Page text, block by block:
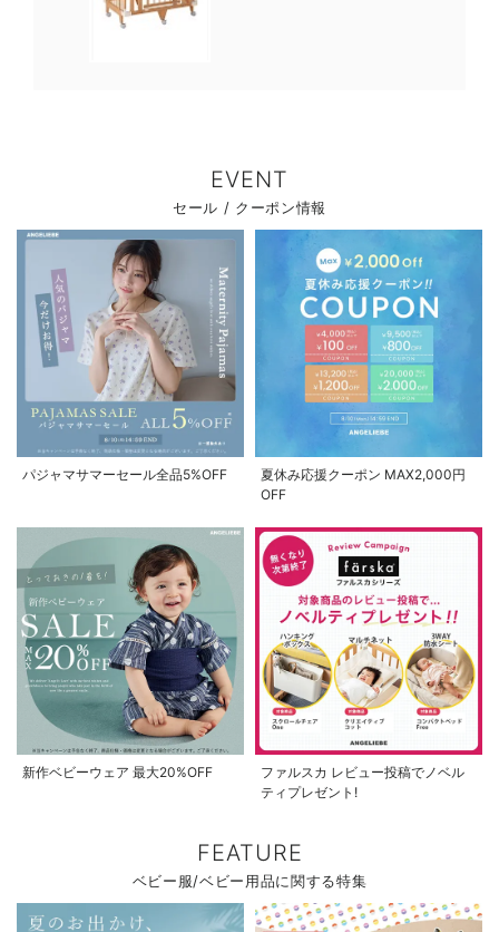
EVENT
セール / クーポン情報
パジャマサマーセール全品5%OFF
夏休み応援クーポン MAX2,000円
OFF
新作ベビーウェア 最大20%OFF
ファルスカ レビュー投稿でノベル
ティプレゼント!
FEATURE
ベビー服/ベビー用品に関する特集